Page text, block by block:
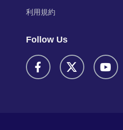
利用規約
Follow Us